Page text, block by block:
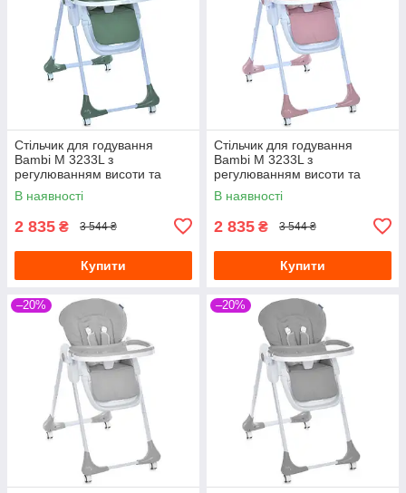
Стільчик для годування
Bambi M 3233L з
регулюванням висоти та
нахилу спинки Зелений
В наявності
2 835 ₴ 3 544 ₴
Купити
Стільчик для годування
Bambi M 3233L з
регулюванням висоти та
нахилу спинки Рожевий
В наявності
2 835 ₴ 3 544 ₴
Купити
–20% –20%